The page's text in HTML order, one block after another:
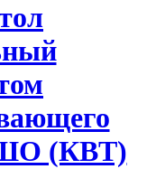
(КВТ)